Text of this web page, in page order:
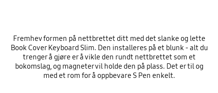
Fremhev formen på nettbrettet ditt med det slanke og lette
Book Cover Keyboard Slim. Den installeres på et blunk - alt du
trenger å gjøre er å vikle den rundt nettbrettet som et
bokomslag, og magneter vil holde den på plass. Det er til og
med et rom for å oppbevare S Pen enkelt.